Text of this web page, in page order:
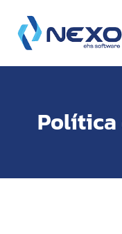
Política